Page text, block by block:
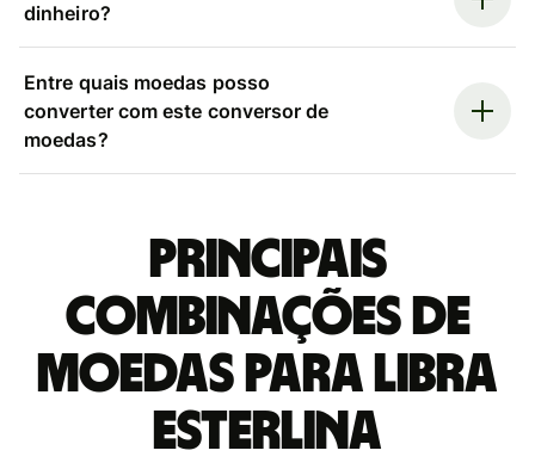
dinheiro?
Entre quais moedas posso
converter com este conversor de
moedas?
Principais
combinações de
moedas para Libra
esterlina